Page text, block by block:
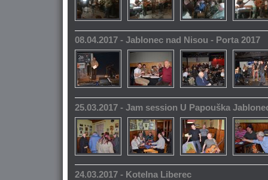
08.04.2017 - Jablonec nad Nisou - Porta 2017
25.03.2017 - Jam session U Papouška
24.03.2017 - Kotelna Liberec